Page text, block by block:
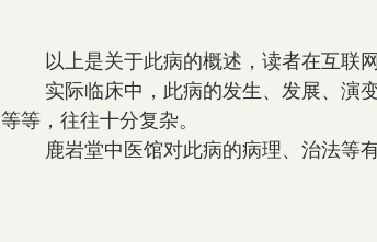
以上是关于此病的概述，读者在
等等，往往十分复杂。
鹿岩堂中医馆对此病的病理、治法